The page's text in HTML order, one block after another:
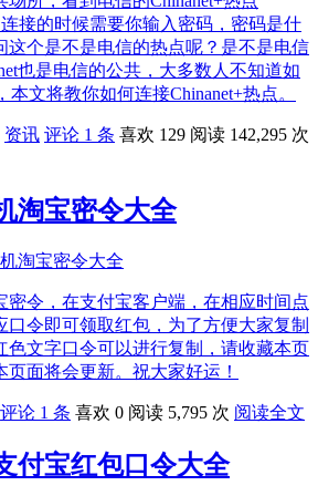
连接的时候需要你输入密码，密码是什
这个是不是电信的热点呢？是不是电信
也是电信的公共，大多数人不知道如
本文将教你如何连接Chinanet+热点。
资讯 评论 1 条 喜欢 129 阅读 142,295 次
淘宝密令大全
密令，在支付宝客户端，在相应时间点
口令即可领取红包，为了方便大家复制
色文字口令可以进行复制，请收藏本页
面将会更新。祝大家好运！
评论 1 条 喜欢 0 阅读 5,795 次 阅读全文
付宝红包口令大全